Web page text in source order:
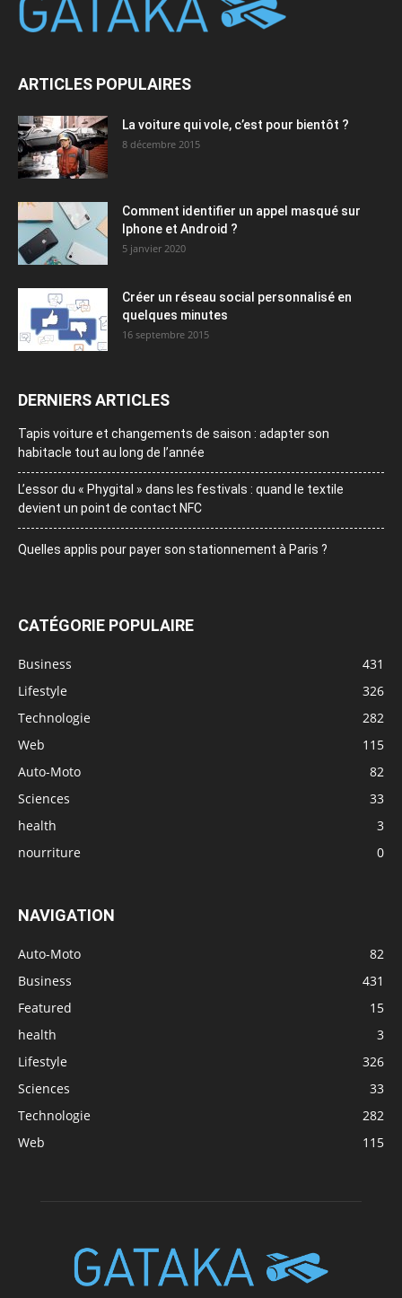
ARTICLES POPULAIRES
La voiture qui vole, c’est pour bientôt ?
8 décembre 2015
Comment identifier un appel masqué sur
Iphone et Android ?
5 janvier 2020
Créer un réseau social personnalisé en
quelques minutes
16 septembre 2015
DERNIERS ARTICLES
Tapis voiture et changements de saison : adapter son
habitacle tout au long de l’année
L’essor du « Phygital » dans les festivals : quand le textile
devient un point de contact NFC
Quelles applis pour payer son stationnement à Paris ?
CATÉGORIE POPULAIRE
Business
431
Lifestyle
326
Technologie
282
Web
115
Auto-Moto
82
Sciences
33
health
3
nourriture
0
NAVIGATION
Auto-Moto
82
Business
431
Featured
15
health
3
Lifestyle
326
Sciences
33
Technologie
282
Web
115